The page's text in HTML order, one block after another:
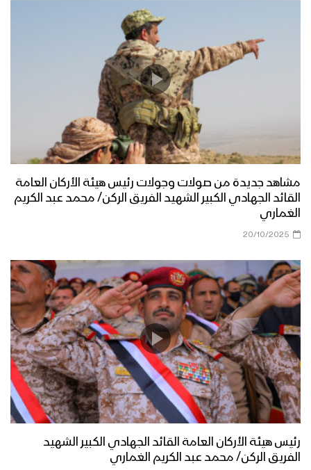
مشاهد جديدة من صولات وجولات رئيس هيئة الأركان العامة
القائد الجهادي الكبير الشهيد الفريق الركن/ محمد عبد الكريم
الغماري
20/10/2025
رئيس هيئة الأركان العامة القائد الجهادي الكبير الشهيد
الفريق الركن/ محمد عبد الكريم الغماري